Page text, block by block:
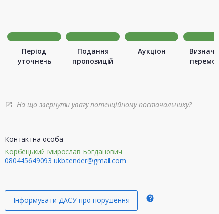
Період
уточнень
Подання
пропозицій
Аукціон
open_in_new На що звернути увагу потенційному постачальнику?
Контактна особа
Корбецький Мирослав Богданович
080445649093 ukb.tender@gmail.com
Інформувати ДАСУ про порушення help